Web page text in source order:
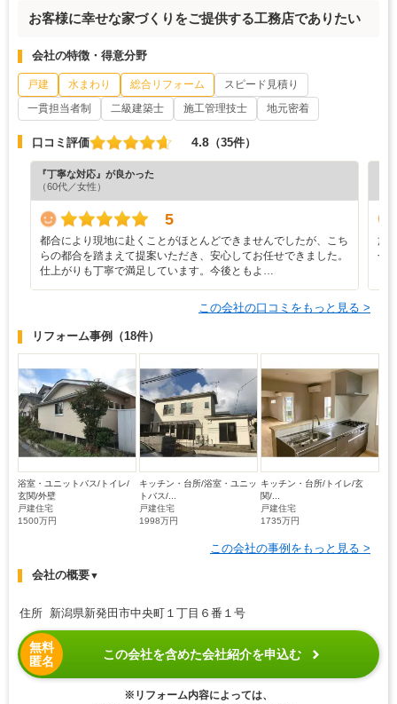
お客様に幸せな家づくりをご提供する工務店でありたい
会社の特徴・得意分野
戸建 水まわり 総合リフォーム
スピード見積り
一貫担当者制
二級建築士 施工管理技士 地元密着
口コミ評価 4.8 （35件）
『丁寧な対応』が良かった
（60代／女性）
5
都合により現地に赴くことがほとんどできませんでしたが、こち
らの都合を踏まえて提案いただき、安心してお任せできました。
仕上がりも丁寧で満足しています。今後ともよ…
施
せ
この会社の口コミをもっと見る >
リフォーム事例 （18件）
浴室・ユニットバス/トイレ/
玄関/外壁
戸建住宅
1500万円
キッチン・台所/浴室・ユニッ
トバス/...
戸建住宅
1998万円
キッチン・台所/トイレ/玄
関/...
戸建住宅
1735万円
この会社の事例をもっと見る >
会社の概要▼
住所 新潟県新発田市中央町１丁目６番１号
無料
匿名
この会社を含めた会社紹介を申込む
※リフォーム内容によっては、